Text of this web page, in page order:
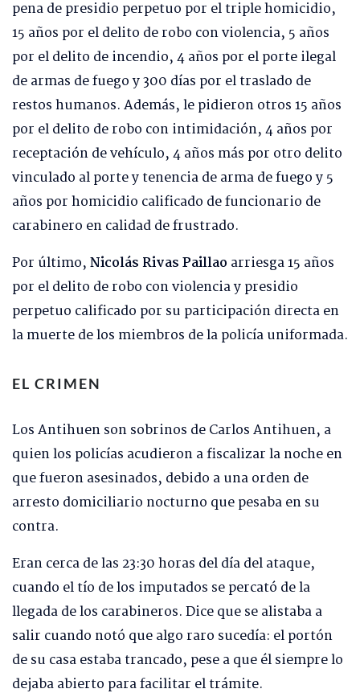
pena de presidio perpetuo por el triple homicidio,
15 años por el delito de robo con violencia, 5 años
por el delito de incendio, 4 años por el porte ilegal
de armas de fuego y 300 días por el traslado de
restos humanos. Además, le pidieron otros 15 años
por el delito de robo con intimidación, 4 años por
receptación de vehículo, 4 años más por otro delito
vinculado al porte y tenencia de arma de fuego y 5
años por homicidio calificado de funcionario de
carabinero en calidad de frustrado.
Por último,Nicolás Rivas Paillao arriesga 15 años
por el delito de robo con violencia y presidio
perpetuo calificado por su participación directa en
la muerte de los miembros de la policía uniformada.
EL CRIMEN
Los Antihuen son sobrinos de Carlos Antihuen, a
quien los policías acudieron a fiscalizar la noche en
que fueron asesinados, debido a una orden de
arresto domiciliario nocturno que pesaba en su
contra.
Eran cerca de las 23:30 horas del día del ataque,
cuando el tío de los imputados se percató de la
llegada de los carabineros. Dice que se alistaba a
salir cuando notó que algo raro sucedía: el portón
de su casa estaba trancado, pese a que él siempre lo
dejaba abierto para facilitar el trámite.